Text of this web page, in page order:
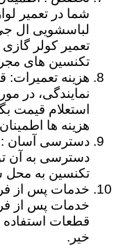
شما در تعمیر
لباسشویی ال
تعمیر کولر
تکنسین های
هزینه تعمیرات:
نمایندگی، در
استعلام قیمت
هزینه ها
دسترسی آسان :
دسترسی به آن
تکنسین به محل
خدمات پس از
خدمات پس از
قطعات استفاده
خیر.